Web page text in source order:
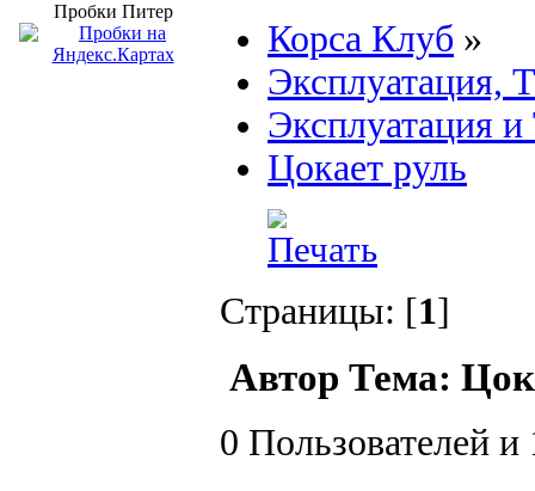
Пробки Питер
Корса Клуб »
Эксплуатация,
Эксплуатация
Цокает руль
Страницы: [1]
Автор Тема:
0 Пользователей